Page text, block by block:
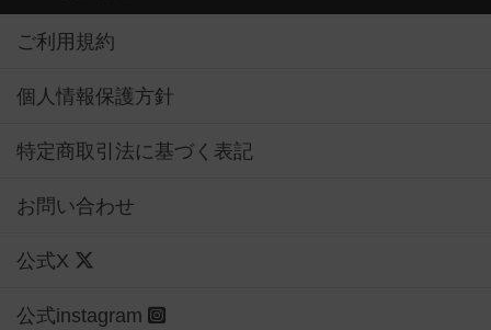
ご利用規約
個人情報保護方針
特定商取引法に基づく表記
お問い合わせ
公式X
公式instagram